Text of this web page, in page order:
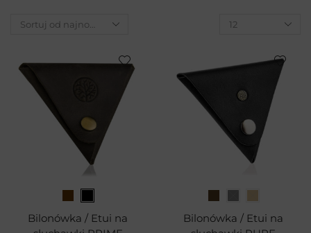
Bilonówka / Etui na
Bilonówka / Etui na